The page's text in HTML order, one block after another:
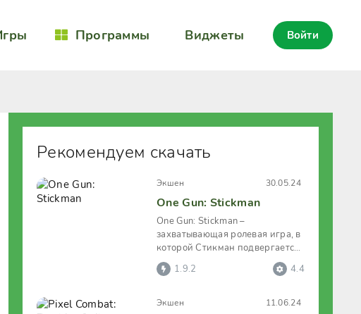
Программы Виджеты Войти
Рекомендуем скачать
Экшен 30.05.24
One Gun: Stickman
One Gun: Stickman –
захватывающая ролевая игра, в
которой Стикман подвергается
атаке множества монстров.
Проект
1.9.2 4.4
Экшен 11.06.24